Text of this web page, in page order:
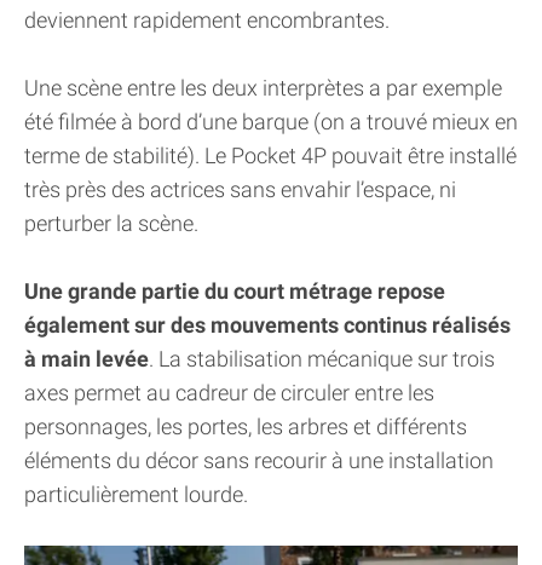
deviennent rapidement encombrantes.
Une scène entre les deux interprètes a par exemple
été filmée à bord d’une barque (on a trouvé mieux en
terme de stabilité). Le Pocket 4P pouvait être installé
très près des actrices sans envahir l’espace, ni
perturber la scène.
Une grande partie du court métrage repose
également sur des mouvements continus réalisés
à main levée. La stabilisation mécanique sur trois
axes permet au cadreur de circuler entre les
personnages, les portes, les arbres et différents
éléments du décor sans recourir à une installation
particulièrement lourde.